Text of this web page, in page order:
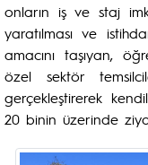
onların iş ve staj
yaratılması ve
amacını taşıyan,
özel sektör
gerçekleştirerek
20 binin üzerinde